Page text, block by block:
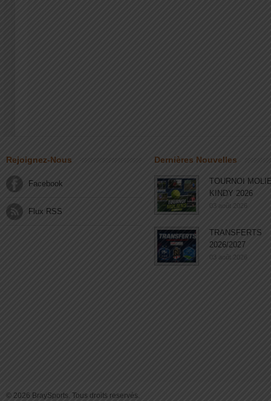
Rejoignez-Nous
Facebook
Flux RSS
Dernières Nouvelles
TOURNOI
KINDY 2026
03 août 2026
TRANSFERTS
2026/2027
03 août 2026
© 2026 BraySports. Tous droits reservés.